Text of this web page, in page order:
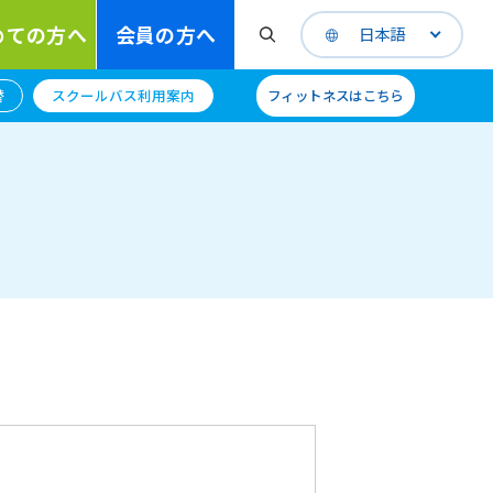
ての方へ 会員の方へ 日本語
スクールバス利用案内 フィットネスはこちら